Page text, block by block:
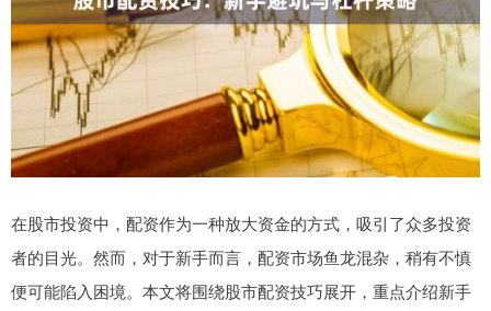
在股市投资中，配资作为一种放大资金的方式，吸引了众多投资
者的目光。然而，对于新手而言，配资市场鱼龙混杂，稍有不慎
便可能陷入困境。本文将围绕股市配资技巧展开，重点介绍新手